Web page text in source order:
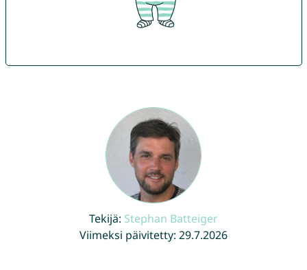
Tekijä: Stephan Batteiger
Viimeksi päivitetty: 29.7.2026